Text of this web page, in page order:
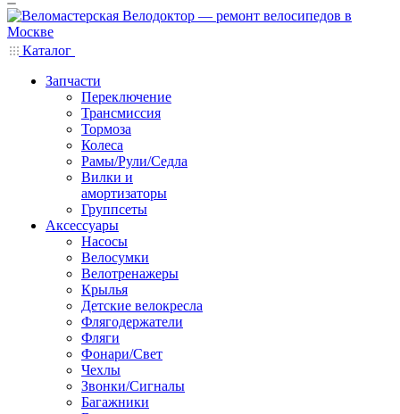
Каталог
Запчасти
Переключение
Трансмиссия
Тормоза
Колеса
Рамы/Рули/Седла
Вилки и
амортизаторы
Группсеты
Аксессуары
Насосы
Велосумки
Велотренажеры
Крылья
Детские велокресла
Флягодержатели
Фляги
Фонари/Свет
Чехлы
Звонки/Сигналы
Багажники